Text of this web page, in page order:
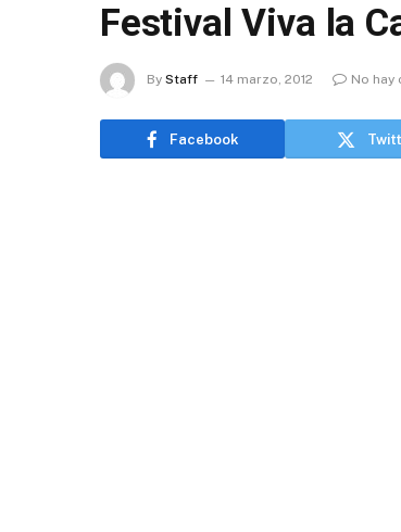
Festival Viva la
By Staff 14 marzo, 2012 No hay
Facebook